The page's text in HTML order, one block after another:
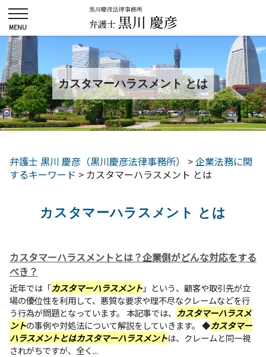
カスタマーハラスメント とは
弁護士 黒川 慶彦（黒川慶彦法律事務所） >企業法務に関
するキーワード > カスタマーハラスメント とは
カスタマーハラスメント とは
カスタマーハラスメントとは？企業側がどんな対応をする
べき？
近年では「カスタマーハラスメント」という、顧客や取引先が立
場の優位性を利用して、悪質な要求や理不尽なクレームなどを行
う行為が問題となっています。 本記事では、 カスタマーハラスメ
ントの事例や対処法について解説をしていきます。 ◆カスタマー
ハラスメントとはカスタマーハラスメントは、クレームと同一視
されがちですが、全く...